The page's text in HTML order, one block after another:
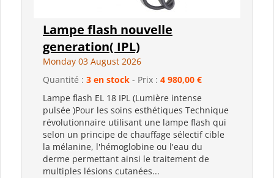
Lampe flash nouvelle
generation( IPL)
Monday 03 August 2026
Quantité : 3 en stock - Prix : 4 980,00 €
Lampe flash EL 18 IPL (Lumière intense
pulsée )Pour les soins esthétiques Technique
révolutionnaire utilisant une lampe flash qui
selon un principe de chauffage sélectif cible
la mélanine, l'hémoglobine ou l'eau du
derme permettant ainsi le traitement de
multiples lésions cutanées...